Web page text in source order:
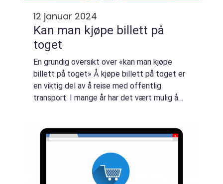
12 januar 2024
Kan man kjøpe billett på
toget
En grundig oversikt over «kan man kjøpe
billett på toget» Å kjøpe billett på toget er
en viktig del av å reise med offentlig
transport. I mange år har det vært mulig å